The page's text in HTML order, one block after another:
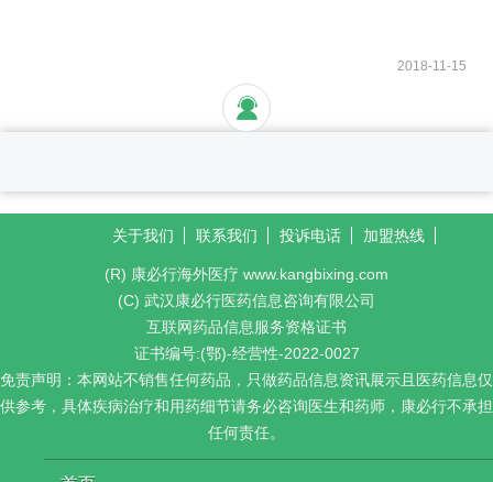
2018-11-15
关于我们 联系我们 投诉电话 加盟热线
(R) 康必行海外医疗 www.kangbixing.com
(C) 武汉康必行医药信息咨询有限公司
互联网药品信息服务资格证书
证书编号:(鄂)-经营性-2022-0027
免责声明：本网站不销售任何药品，只做药品信息资讯展示且医药信息仅
供参考，具体疾病治疗和用药细节请务必咨询医生和药师，康必行不承担
任何责任。